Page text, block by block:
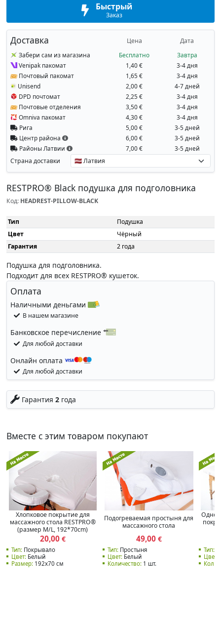
Быстрый
Заказ
Доставка Цена Дата
Забери сам из магазина Бесплатно
Завтра
Venipak пакомат
1,40 €
3-4 дня
Почтовый пакомат
1,65 €
3-4 дня
Unisend
2,00 €
4-7 дней
DPD почтомат
2,25 €
3-4 дня
Почтовые отделения
3,50 €
3-4 дня
Omniva пакомат
4,30 €
3-4 дня
Рига
5,00 €
3-5 дней
Центр района
6,00 €
3-5 дней
Районы Латвии
7,00 € 3-5 дней
Страна доставки
RESTPRO® Black подушка для подголовника
Код: HEADREST-PILLOW-BLACK
Тип
Подушка
Цвет
Чёрный
Гарантия
2 года
Подушка для подголовника.
Подходит для всех RESTPRO® кушеток.
Оплата
Наличными деньгами
В нашем магазине
Банковское перечисление
Для любой доставки
Онлайн оплата
Для любой доставки
Гарантия 2года
Вместе с этим товаром покупают
Хлопковое покрытие для
массажного стола RESTPRO®
(размер M/L, 192*70cm)
20,00€
Тип:Покрывало
Цвет:Белый
Размер:192x70 см
Подогреваемая простыня для
массажного стола
49,00€
Тип:Простыня
Цвет:Белый
Количество:1 шт.
Тип:
Цвет: